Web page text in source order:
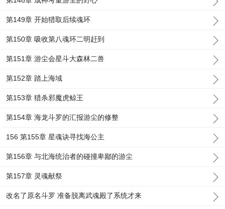
第149章 开始猎取后续魂环
第150章 吸收第八魂环二明赶到
第151章 游尘会星斗大森林二兽
第152章 踏上海域
第153章 猎杀邪魔虎鲸王
第154章 海龙斗罗的汇报游尘的修整
156 第155章 星魂诀寻找海公主
第156章 与北海统治者的碰撞卑鄙的游尘
第157章 灵魂献祭
改名了原名斗罗 准备脱离武魂殿了系统才来